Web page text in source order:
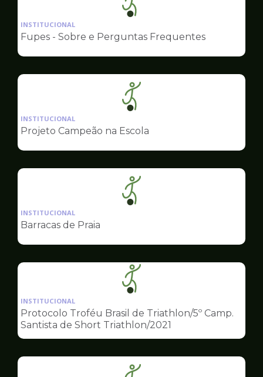
Ilustração
da
pagina
Esportes
INSTITUCIONAL
Fupes - Sobre e Perguntas Frequentes
Ilustração
da
pagina
Esportes
INSTITUCIONAL
Projeto Campeão na Escola
Ilustração
da
Esportes
INSTITUCIONAL
Barracas de Praia
Ilustração
da
pagina
de
Esportes
INSTITUCIONAL
Protocolo Troféu Brasil de Triathlon/5º Camp.
Santista de Short Triathlon/2021